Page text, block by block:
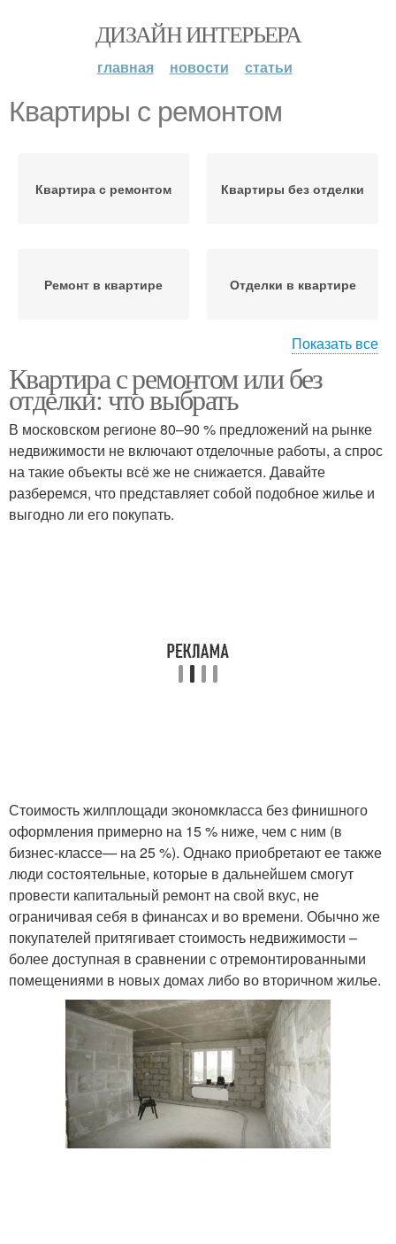
ДИЗАЙН ИНТЕРЬЕРА
главная новости статьи
Квартиры с ремонтом
Квартира с ремонтом Квартиры без отделки
Ремонт в квартире Отделки в квартире
Квартира без отделки
Показать все
Квартира с ремонтом или без
отделки: что выбрать
В московском регионе 80–90 % предложений на рынке
недвижимости не включают отделочные работы, а спрос
на такие объекты всё же не снижается. Давайте
разберемся, что представляет собой подобное жилье и
выгодно ли его покупать.
Стоимость жилплощади экономкласса без финишного
оформления примерно на 15 % ниже, чем с ним (в
бизнес-классе— на 25 %). Однако приобретают ее также
люди состоятельные, которые в дальнейшем смогут
провести капитальный ремонт на свой вкус, не
ограничивая себя в финансах и во времени. Обычно же
покупателей притягивает стоимость недвижимости –
более доступная в сравнении с отремонтированными
помещениями в новых домах либо во вторичном жилье.